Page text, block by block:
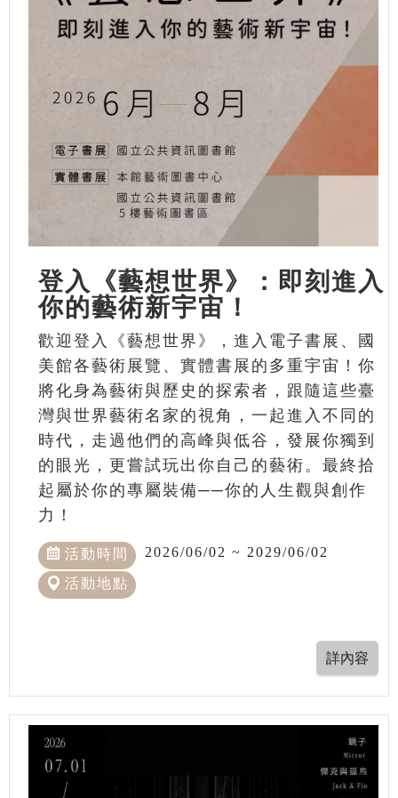
登入《藝想世界》：即刻進入
你的藝術新宇宙！
歡迎登入《藝想世界》，進入電子書展、國
美館各藝術展覽、實體書展的多重宇宙！你
將化身為藝術與歷史的探索者，跟隨這些臺
灣與世界藝術名家的視角，一起進入不同的
時代，走過他們的高峰與低谷，發展你獨到
的眼光，更嘗試玩出你自己的藝術。最終拾
起屬於你的專屬裝備──你的人生觀與創作
力！
活動時間 2026/06/02 ~ 2029/06/02
活動地點